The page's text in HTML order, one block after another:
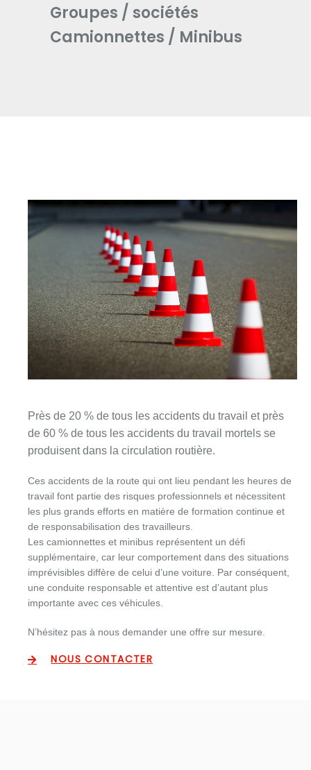
Groupes / sociétés
Camionnettes / Minibus
Près de 20 % de tous les accidents du travail et près
de 60 % de tous les accidents du travail mortels se
produisent dans la circulation routière.
Ces accidents de la route qui ont lieu pendant les heures de
travail font partie des risques professionnels et nécessitent
les plus grands efforts en matière de formation continue et
de responsabilisation des travailleurs.
Les camionnettes et minibus représentent un défi
supplémentaire, car leur comportement dans des situations
imprévisibles diffère de celui d’une voiture. Par conséquent,
une conduite responsable et attentive est d’autant plus
importante avec ces véhicules.
N’hésitez pas à nous demander une offre sur mesure.
NOUS CONTACTER